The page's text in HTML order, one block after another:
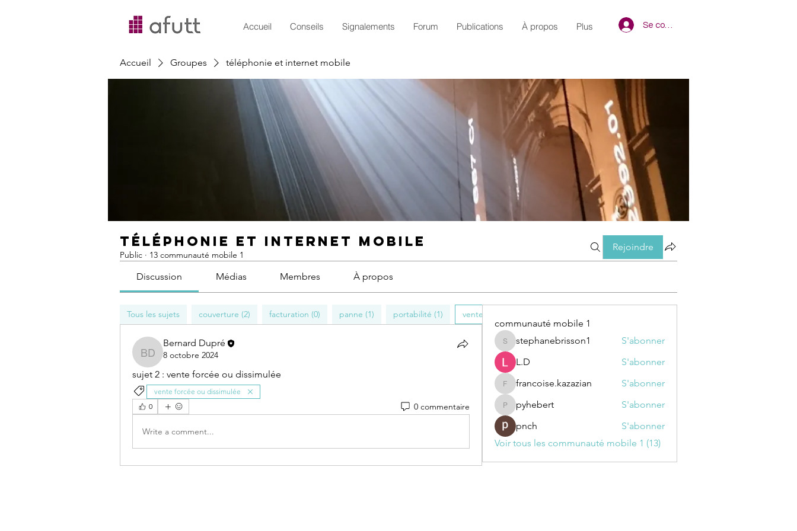
Accueil Conseils Signalements Forum Publications À propos Plus Se connecter
Accueil Groupes téléphonie et internet mobile
téléphonie et internet mobile
Public · 13 communauté mobile 1
Rejoindre
Discussion Médias Membres À propos
Tous les sujets couverture (2) facturation (0) panne (1) portabilité (1) vente forcée ou dissimulée (1)
Bernard Dupré
Bernard Dupré
8 octobre 2024
sujet 2 : vente forcée ou dissimulée
vente forcée ou dissimulée
0
0 commentaire
Write a comment...
communauté mobile 1
stephanebrisson1
stephanebrisson1
S'abonner
L.D
S'abonner
francoise.kazazian
francoise.kazazian S'abonner
pyhebert
pyhebert
S'abonner
pnch
S'abonner
Voir tous les communauté mobile 1 (13)